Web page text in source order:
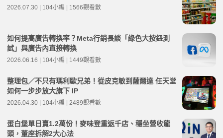
2026.07.30 | 104小編 | 1566觀看數
如何提高廣告轉換率？Meta行銷長談「綠色大按鈕測
試」與廣告內直接轉換
2026.06.16 | 104小編 | 1449觀看數
整理包／不只有瑪利歐兄弟！從皮克敏到薩爾達 任天堂
如何一步步放大旗下 IP
2026.04.30 | 104小編 | 2489觀看數
蛋白堡單日賣1.2萬份！麥味登重返千店、穩坐營收龍
頭，董座拆解2大心法